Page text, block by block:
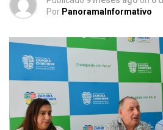
Por PanoramaInformativo